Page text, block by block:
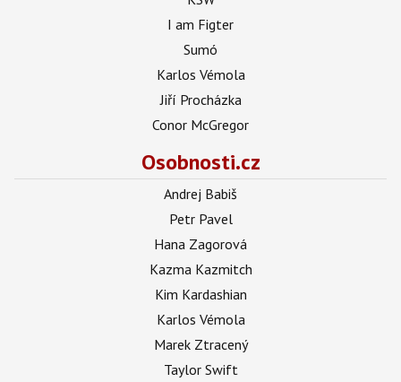
I am Figter
Sumó
Karlos Vémola
Jiří Procházka
Conor McGregor
Osobnosti.cz
Andrej Babiš
Petr Pavel
Hana Zagorová
Kazma Kazmitch
Kim Kardashian
Karlos Vémola
Marek Ztracený
Taylor Swift